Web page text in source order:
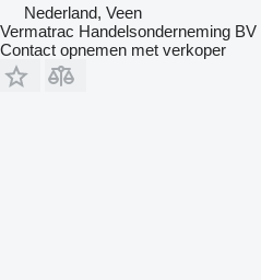
Nederland, Veen
Vermatrac Handelsonderneming BV
Contact opnemen met verkoper